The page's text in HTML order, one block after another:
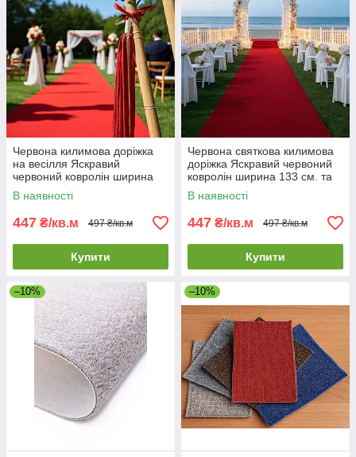
Червона килимова доріжка
на весілля Яскравий
червоний ковролін ширина
133 см. та 200 см.
В наявності
447 ₴/кв.м 497 ₴/кв.м
Купити
Червона святкова килимова
доріжка Яскравий червоний
ковролін ширина 133 см. та
200 см.
В наявності
447 ₴/кв.м 497 ₴/кв.м
Купити
–10% –10%